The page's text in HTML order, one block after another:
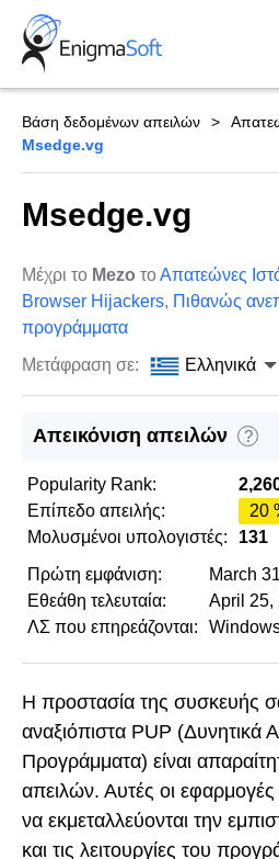
Skip
content
Βάση δεδομένων απειλών
Msedge.vg
Msedge.vg
Μέχρι το Mezo τοΑπατεώνες
Browser Hijackers, Πιθανώς
προγράμματα
Μετάφραση σε:
Ελληνικά
Απεικόνιση απειλών ?
Popularity Rank:
Επίπεδο απειλής:
20
Μολυσμένοι υπολογιστές:
131
Πρώτη εμφάνιση:
March
Εθεάθη τελευταία:
April 25,
ΛΣ που επηρεάζονται:
Η προστασία της συσκευής
αναξιόπιστα PUP (Δυνητικά
Προγράμματα) είναι
απειλών. Αυτές οι εφαρμογές
να εκμεταλλεύονται την
και τις λειτουργίες του